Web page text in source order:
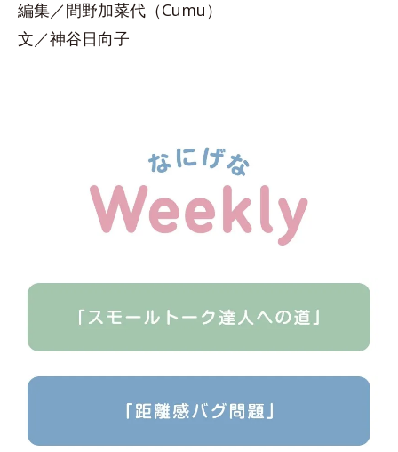
編集／間野加菜代（Cumu）
文／神谷日向子